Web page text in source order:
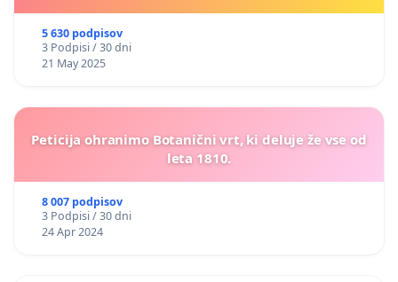
5 630 podpisov
3 Podpisi / 30 dni
21 May 2025
Peticija ohranimo Botanični vrt, ki deluje že vse od
leta 1810.
8 007 podpisov
3 Podpisi / 30 dni
24 Apr 2024